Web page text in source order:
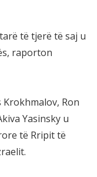
të tjerë të saj u
raporton
Ron
Yasinsky u
të Rripit të